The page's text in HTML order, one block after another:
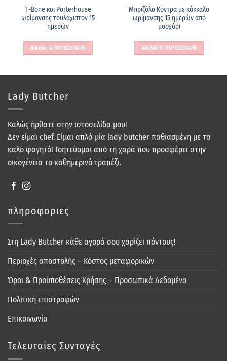
Τ-Bone και Porterhouse
ωρίμανσης τουλάχιστον 15
ημερών
ΔΙΑΒΑΣΤΕ ΠΕΡΙΣΣΟΤΕΡΑ
Μπριζόλα Κόντρα με κόκκαλο
ωρίμανσης 15 ημερών από
μοσχάρι
ΔΙΑΒΑΣΤΕ ΠΕΡΙΣΣΟΤΕΡΑ
Lady Butcher
Καλώς ήρθατε στην ιστοσελίδα μου!
Δεν είμαι chef. Είμαι απλά μία lady butcher παθιασμένη με το
καλό φαγητό! Γοητεύομαι από τη χαρά που προσφέρει στην
οικογένεια το καθημερινό τραπέζι.
πληροφοριες
Στη Lady Butcher κάθε αγορά σου χαρίζει πόντους!
Περιοχές αποστολής – Κόστος μεταφορικών
Όροι & Προϋποθέσεις Χρήσης – Προσωπικά Δεδομένα
Πολιτική επιστροφών
Επικοινωνία
Τελευταίες Συνταγές